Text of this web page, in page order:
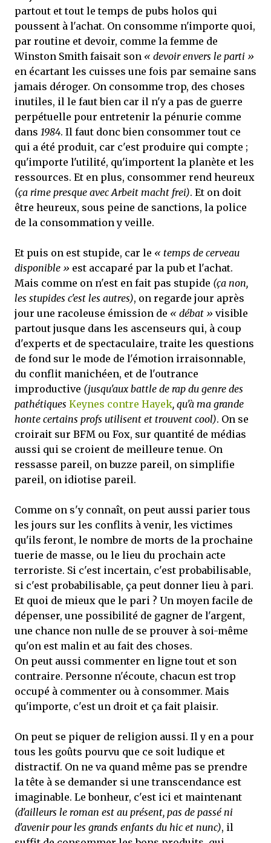
partout et tout le temps de pubs holos qui
poussent à l'achat. On consomme n'importe quoi,
par routine et devoir, comme la femme de
Winston Smith faisait son « devoir envers le parti »
en écartant les cuisses une fois par semaine sans
jamais déroger. On consomme trop, des choses
inutiles, il le faut bien car il n'y a pas de guerre
perpétuelle pour entretenir la pénurie comme
dans 1984. Il faut donc bien consommer tout ce
qui a été produit, car c'est produire qui compte ;
qu'importe l'utilité, qu'importent la planète et les
ressources. Et en plus, consommer rend heureux
(ça rime presque avec Arbeit macht frei). Et on doit
être heureux, sous peine de sanctions, la police
de la consommation y veille.
Et puis on est stupide, car le « temps de cerveau
disponible » est accaparé par la pub et l'achat.
Mais comme on n'est en fait pas stupide (ça non,
les stupides c'est les autres), on regarde jour après
jour une racoleuse émission de « débat » visible
partout jusque dans les ascenseurs qui, à coup
d'experts et de spectaculaire, traite les questions
de fond sur le mode de l'émotion irraisonnable,
du conflit manichéen, et de l'outrance
improductive (jusqu'aux battle de rap du genre des
pathétiques Keynes contre Hayek, qu'à ma grande
honte certains profs utilisent et trouvent cool). On se
croirait sur BFM ou Fox, sur quantité de médias
aussi qui se croient de meilleure tenue. On
ressasse pareil, on buzze pareil, on simplifie
pareil, on idiotise pareil.
Comme on s'y connaît, on peut aussi parier tous
les jours sur les conflits à venir, les victimes
qu'ils feront, le nombre de morts de la prochaine
tuerie de masse, ou le lieu du prochain acte
terroriste. Si c'est incertain, c'est probabilisable,
si c'est probabilisable, ça peut donner lieu à pari.
Et quoi de mieux que le pari ? Un moyen facile de
dépenser, une possibilité de gagner de l'argent,
une chance non nulle de se prouver à soi-même
qu'on est malin et au fait des choses.
On peut aussi commenter en ligne tout et son
contraire. Personne n'écoute, chacun est trop
occupé à commenter ou à consommer. Mais
qu'importe, c'est un droit et ça fait plaisir.
On peut se piquer de religion aussi. Il y en a pour
tous les goûts pourvu que ce soit ludique et
distractif. On ne va quand même pas se prendre
la tête à se demander si une transcendance est
imaginable. Le bonheur, c'est ici et maintenant
(d'ailleurs le roman est au présent, pas de passé ni
d'avenir pour les grands enfants du hic et nunc), il